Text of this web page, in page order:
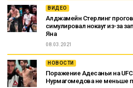
ВИДЕО
Алджамейн Стерлинг
симулировал нокаут из-за
Яна
08.03.2021
НОВОСТИ
Поражение Адесаньи на
Нурмагомедова не меньше